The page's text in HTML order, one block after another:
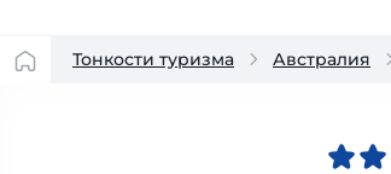
Тонкости туризма Австралия